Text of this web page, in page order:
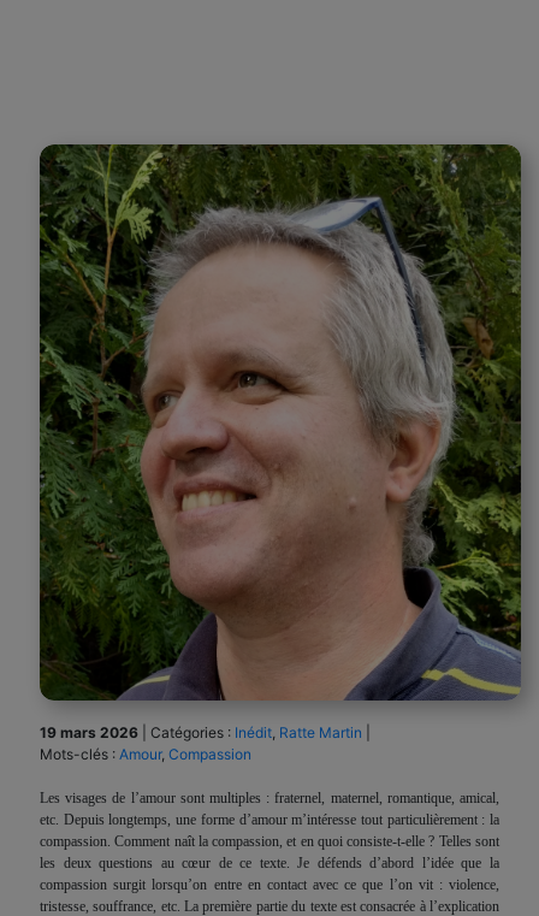
19 mars 2026 Catégories : Inédit Ratte Martin
Mots-clés : Amour, Compassion
Les visages de l’amour sont multiples : fraternel, maternel, romantique, amical,
etc. Depuis longtemps, une forme d’amour m’intéresse tout particulièrement : la
compassion. Comment naît la compassion, et en quoi consiste-t-elle ? Telles sont
les deux questions au cœur de ce texte. Je défends d’abord l’idée que la
compassion surgit lorsqu’on entre en contact avec ce que l’on vit : violence,
tristesse, souffrance, etc. La première partie du texte est consacrée à l’explication